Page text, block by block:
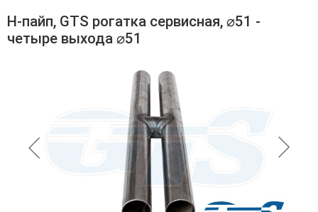
Н-пайп, GTS рогатка сервисная, ⌀51 -
четыре выхода ⌀51